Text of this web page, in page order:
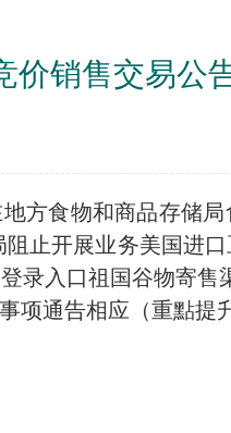
价销售交易公
方食物和商品存储
止开展业务美国进
录入口祖国谷物寄售
项通告相应 （重點提